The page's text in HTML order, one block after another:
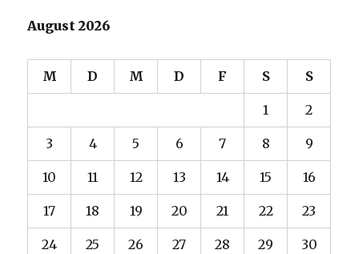
August 2026
M D M D F S S
1 2
3 4 5 6 7 8 9
10 11 12 13 14 15 16
17 18 19 20 21 22 23
24 25 26 27 28 29 30